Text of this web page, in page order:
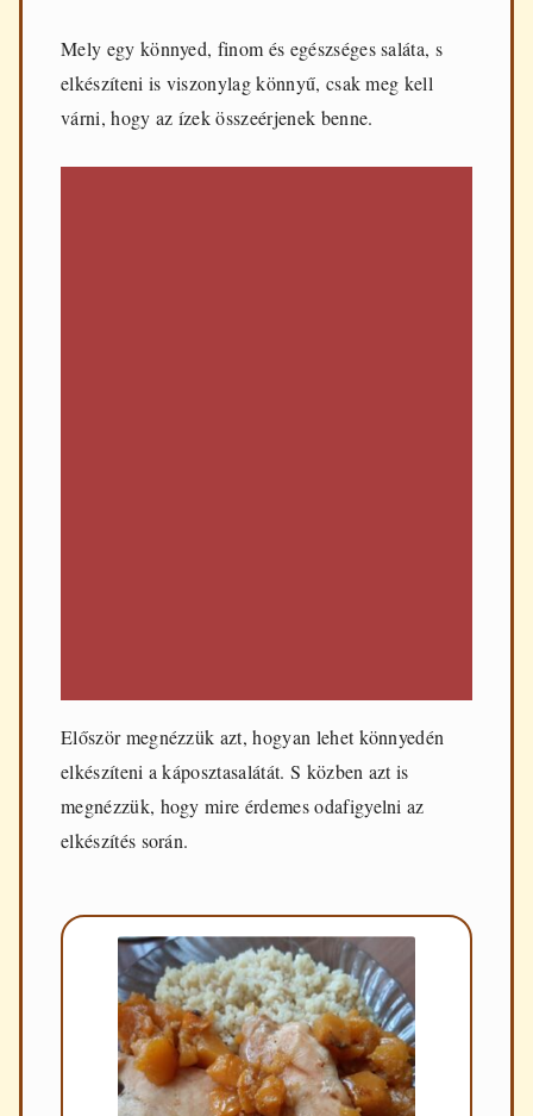
Mely egy könnyed, finom és egészséges saláta, s
elkészíteni is viszonylag könnyű, csak meg kell
várni, hogy az ízek összeérjenek benne.
Először megnézzük azt, hogyan lehet könnyedén
elkészíteni a káposztasalátát. S közben azt is
megnézzük, hogy mire érdemes odafigyelni az
elkészítés során.